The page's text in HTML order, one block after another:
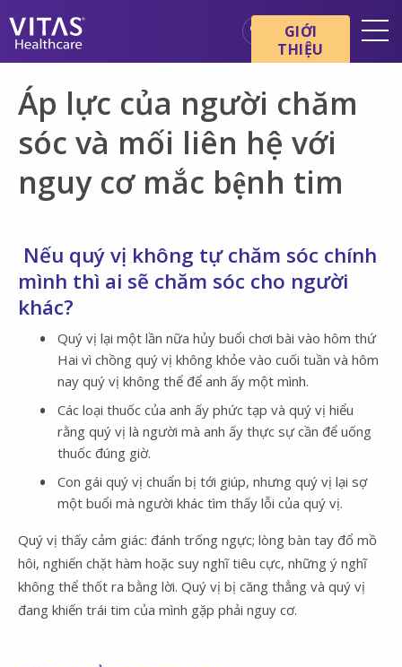
Cơ bản về chăm sóc cuối đời
Dịch vụ
Chuyên gia chăm sóc sức
khỏe
GIỚI
THIỆU
Áp lực của người chăm
sóc và mối liên hệ với
nguy cơ mắc bệnh tim
Nếu quý vị không tự chăm sóc chính
mình thì ai sẽ chăm sóc cho người
khác?
Quý vị lại một lần nữa hủy buổi chơi bài vào hôm thứ
Hai vì chồng quý vị không khỏe vào cuối tuần và hôm
nay quý vị không thể để anh ấy một mình.
Các loại thuốc của anh ấy phức tạp và quý vị hiểu
rằng quý vị là người mà anh ấy thực sự cần để uống
thuốc đúng giờ.
Con gái quý vị chuẩn bị tới giúp, nhưng quý vị lại sợ
một buổi mà người khác tìm thấy lỗi của quý vị.
Quý vị thấy cảm giác: đánh trống ngực; lòng bàn tay đổ mồ
hôi, nghiến chặt hàm hoặc suy nghĩ tiêu cực, những ý nghĩ
không thể thốt ra bằng lời. Quý vị bị căng thẳng và quý vị
đang khiến trái tim của mình gặp phải nguy cơ.